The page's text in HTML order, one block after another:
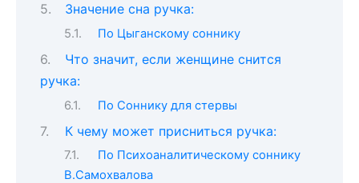
Значение сна ручка:
По Цыганскому соннику
Что значит, если женщине снится
ручка:
По Соннику для стервы
К чему может присниться ручка:
По Психоаналитическому соннику
В.Самохвалова